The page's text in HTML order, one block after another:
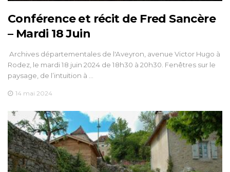
Conférence et récit de Fred Sancère
– Mardi 18 Juin
Archives départementales de l'Aveyron, avenue Victor Hugo à
Rodez, le mardi 18 juin 2024 de 18h30 à 20h30. Fenêtres sur le
paysage, de l’intuition à …
14 mai 2024